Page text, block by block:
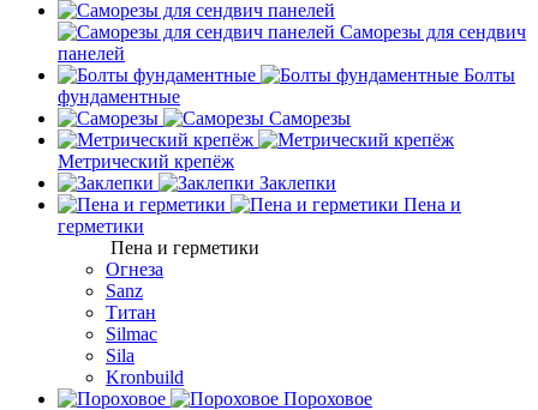
Саморезы для сендвич
панелей
Болты
фундаментные
Саморезы
Метрический крепёж
Заклепки
Пена и
герметики
Пена и герметики
Огнеза
Sanz
Титан
Silmac
Sila
Kronbuild
Пороховое